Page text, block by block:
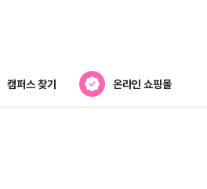
캠퍼스 찾기 온라인 쇼핑몰